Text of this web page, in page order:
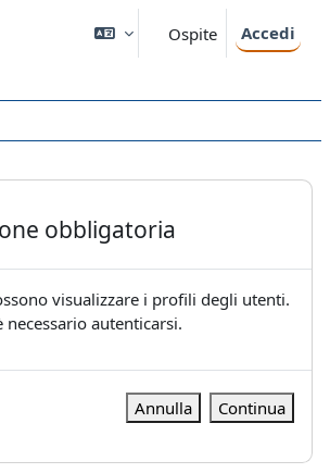
Ospite Accedi
obbligatoria
visualizzare i profili degli utenti.
necessario autenticarsi.
Annulla Continua